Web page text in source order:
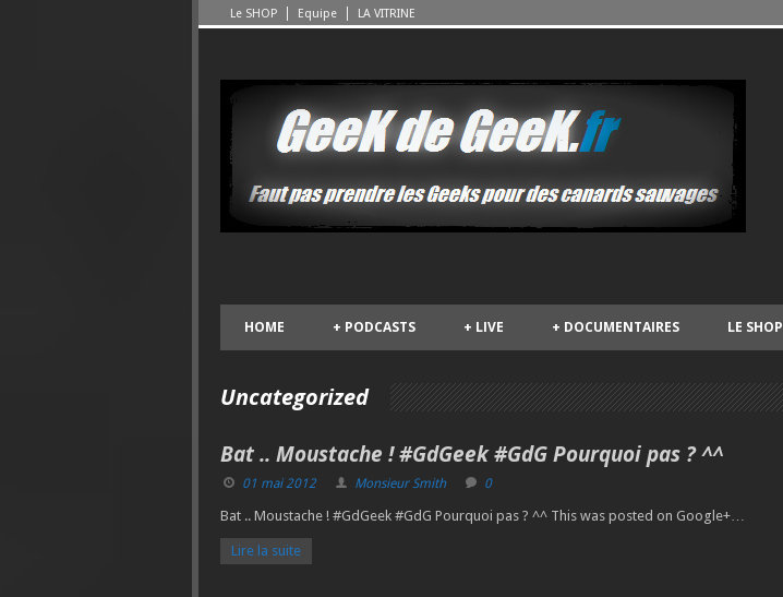
Le SHOP Equipe LA VITRINE
HOME PODCASTS
+ LIVE
+ DOCUMENTAIRES
+ LE SHOP
Uncategorized
Bat .. Moustache ! #GdGeek #GdG Pourquoi pas ? ^^
01 mai 2012 Monsieur Smith 0
Bat .. Moustache ! #GdGeek #GdG Pourquoi pas ? ^^ This was posted on Google+…
Lire la suite